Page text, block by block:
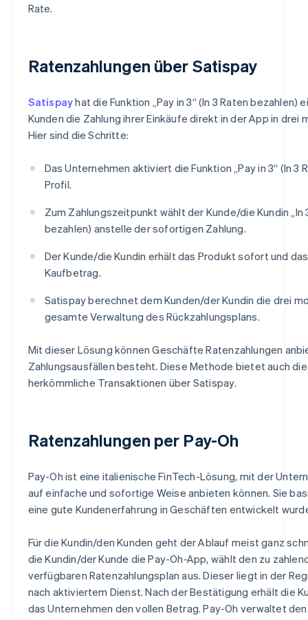
Rate.
Ratenzahlungen über Satispay
Satispayhat die Funktion „Pay in 3“ (In 3 Raten bezahlen)
Kunden die Zahlung ihrer Einkäufe direkt in der App in drei
Hier sind die Schritte:
Das Unternehmen aktiviert die Funktion „Pay in 3“ (In
Profil.
Zum Zahlungszeitpunkt wählt der Kunde/die Kundin „In
bezahlen) anstelle der sofortigen Zahlung.
Der Kunde/die Kundin erhält das Produkt sofort und
Kaufbetrag.
Satispay berechnet dem Kunden/der Kundin die drei
gesamte Verwaltung des Rückzahlungsplans.
Mit dieser Lösung können Geschäfte Ratenzahlungen
Zahlungsausfällen besteht. Diese Methode bietet auch
herkömmliche Transaktionen über Satispay.
Ratenzahlungen per Pay-Oh
Pay-Oh ist eine italienische FinTech-Lösung, mit der
auf einfache und sofortige Weise anbieten können. Sie
eine gute Kundenerfahrung in Geschäften entwickelt
Für die Kundin/den Kunden geht der Ablauf meist ganz
die Kundin/der Kunde die Pay-Oh-App, wählt den zu
verfügbaren Ratenzahlungsplan aus. Dieser liegt in der
nach aktiviertem Dienst. Nach der Bestätigung erhält die
das Unternehmen den vollen Betrag. Pay-Oh verwaltet